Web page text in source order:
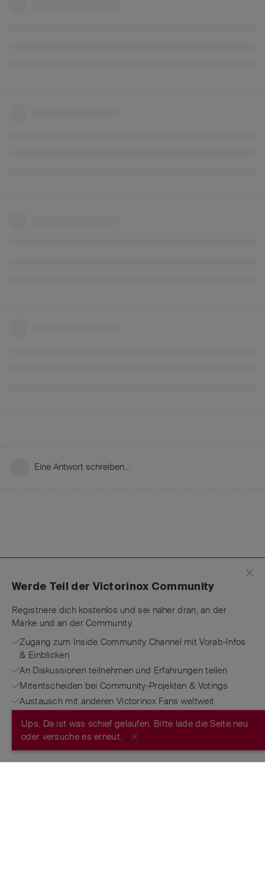
Eine Antwort schreiben…
Ups. Da ist was schief gelaufen. Bitte lade die Seite neu
oder versuche es erneut.
Werde Teil der Victorinox Community
Registriere dich kostenlos und sei näher dran, an der
Marke und an der Community.
Zugang zum Inside Community Channel mit Vorab-Infos
& Einblicken
An Diskussionen teilnehmen und Erfahrungen teilen
Mitentscheiden bei Community-Projekten & Votings
Austausch mit anderen Victorinox Fans weltweit
JETZT REGISTRIEREN